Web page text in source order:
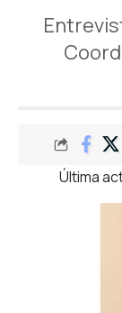
Última